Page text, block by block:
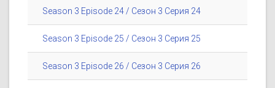
Season 3 Episode 24 / Сезон 3 Серия 24
Season 3 Episode 25 / Сезон 3 Серия 25
Season 3 Episode 26 / Сезон 3 Серия 26